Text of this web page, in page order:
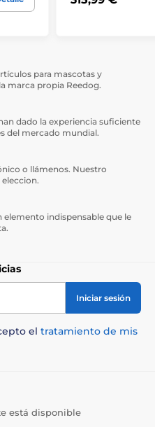
para mascotas y
marca propia Reedog.
dado la experiencia suficiente
del mercado mundial.
o llámenos. Nuestro
elemento indispensable que le
Iniciar sesión
el tratamiento de mis
está disponible